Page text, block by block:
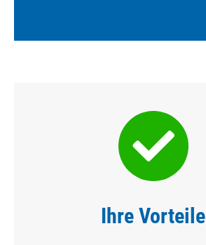
Ihre Vorteile